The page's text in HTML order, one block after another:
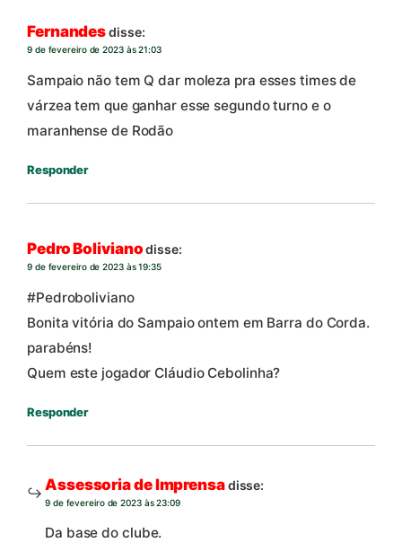
Fernandesdisse:
9 de fevereiro de 2023 às 21:03
Sampaio não tem Q dar moleza pra esses times de
várzea tem que ganhar esse segundo turno e o
maranhense de Rodão
Responder
Pedro Boliviano disse:
9 de fevereiro de 2023 às 19:35
#Pedroboliviano
Bonita vitória do Sampaio ontem em Barra do Corda.
parabéns!
Quem este jogador Cláudio Cebolinha?
Responder
Assessoria de Imprensadisse:
9 de fevereiro de 2023 às 23:09
Da base do clube.